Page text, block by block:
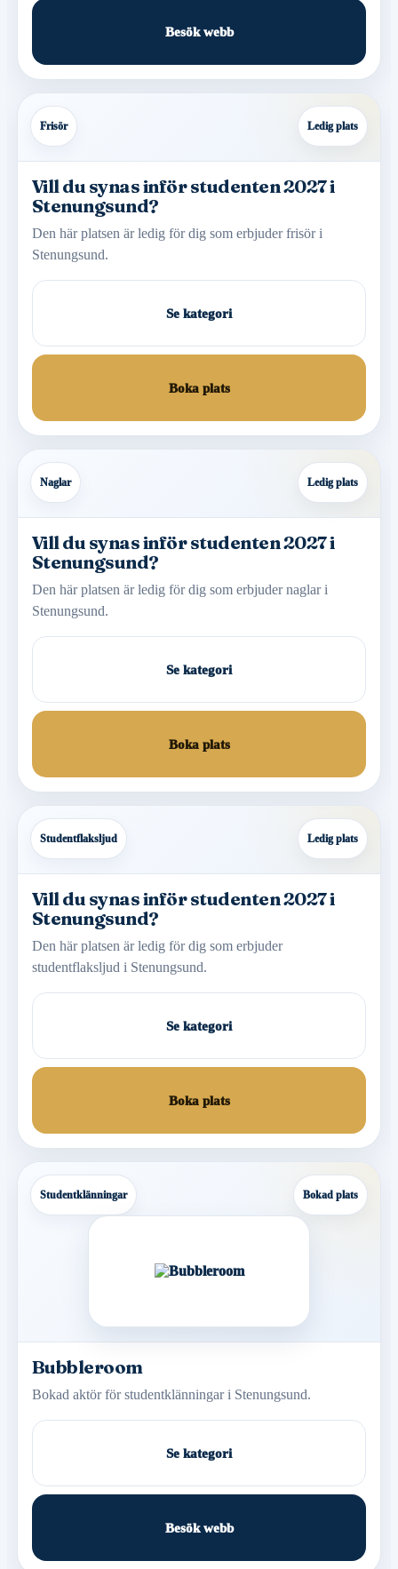
Besök webb
Frisör Ledig plats
Vill du synas inför studenten 2027 i
Stenungsund?
Den här platsen är ledig för dig som erbjuder frisör i
Stenungsund.
Se kategori
Boka plats
Naglar Ledig plats
Vill du synas inför studenten 2027 i
Stenungsund?
Den här platsen är ledig för dig som erbjuder naglar i
Stenungsund.
Se kategori
Boka plats
Studentflaksljud Ledig plats
Vill du synas inför studenten 2027 i
Stenungsund?
Den här platsen är ledig för dig som erbjuder
studentflaksljud i Stenungsund.
Se kategori
Boka plats
Studentklänningar Bokad plats
Bubbleroom
Bokad aktör för studentklänningar i Stenungsund.
Se kategori
Besök webb